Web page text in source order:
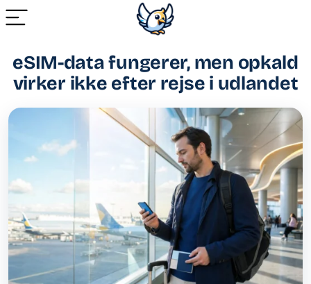
eSIM-data fungerer, men opkald
virker ikke efter rejse i udlandet